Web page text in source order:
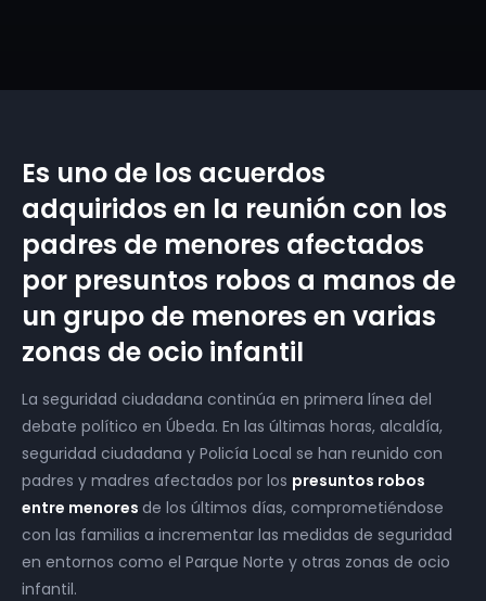
Es uno de los acuerdos
adquiridos en la reunión con los
padres de menores afectados
por presuntos robos a manos de
un grupo de menores en varias
zonas de ocio infantil
La seguridad ciudadana continúa en primera línea del
debate político en Úbeda. En las últimas horas, alcaldía,
seguridad ciudadana y Policía Local se han reunido con
padres y madres afectados por los presuntos robos
entre menores de los últimos días, comprometiéndose
con las familias a incrementar las medidas de seguridad
en entornos como el Parque Norte y otras zonas de ocio
infantil.